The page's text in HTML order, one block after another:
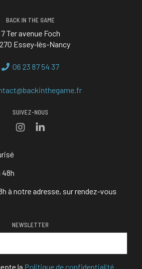
BACK IN THE GAME
7 Ter avenue Foch
Essey-lès-Nancy
06 23 87 54 37
SUIVEZ-NOUS
à notre adresse, sur rendez-vous
NEWSLETTER
la Politique de confidentialité